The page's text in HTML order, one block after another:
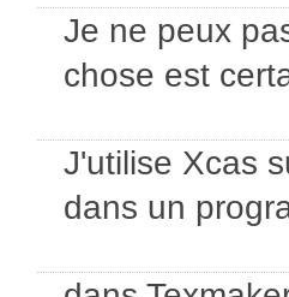
Je ne peux
chose est
J'utilise Xcas
dans un